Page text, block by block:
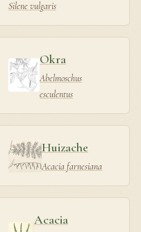
Silene vulgaris
Okra
Abelmoschus
esculentus
Huizache
Acacia farnesiana
Acacia